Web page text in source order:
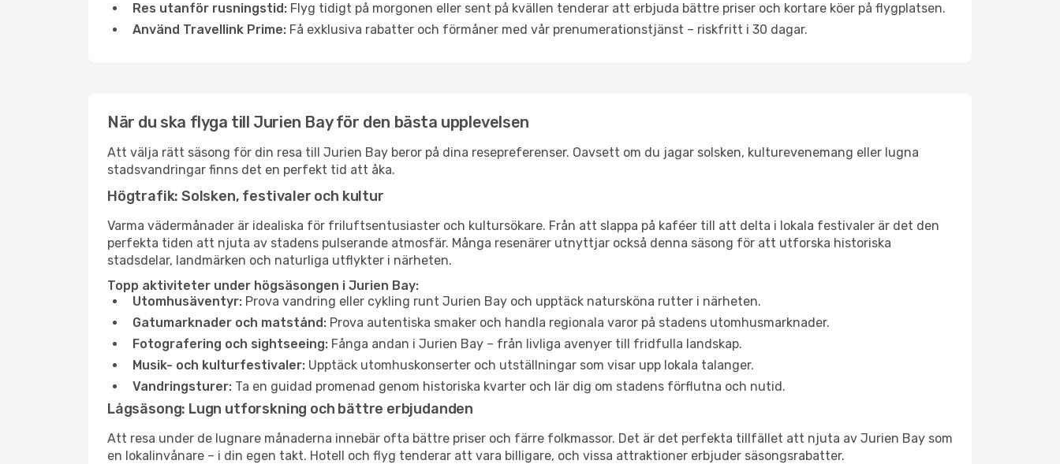
Res utanför rusningstid: Flyg tidigt på morgonen eller sent på kvällen tenderar att erbjuda bättre priser och kortare köer på flygplatsen.
Använd Travellink Prime: Få exklusiva rabatter och förmåner med vår prenumerationstjänst – riskfritt i 30 dagar.
När du ska flyga till Jurien Bay för den bästa upplevelsen
Att välja rätt säsong för din resa till Jurien Bay beror på dina resepreferenser. Oavsett om du jagar solsken, kulturevenemang eller lugna
stadsvandringar finns det en perfekt tid att åka.
Högtrafik: Solsken, festivaler och kultur
Varma vädermånader är idealiska för friluftsentusiaster och kultursökare. Från att slappa på kaféer till att delta i lokala festivaler är det den
perfekta tiden att njuta av stadens pulserande atmosfär. Många resenärer utnyttjar också denna säsong för att utforska historiska
stadsdelar, landmärken och naturliga utflykter i närheten.
Topp aktiviteter under högsäsongen i Jurien Bay:
Utomhusäventyr: Prova vandring eller cykling runt Jurien Bay och upptäck natursköna rutter i närheten.
Gatumarknader och matstånd: Prova autentiska smaker och handla regionala varor på stadens utomhusmarknader.
Fotografering och sightseeing: Fånga andan i Jurien Bay – från livliga avenyer till fridfulla landskap.
Musik- och kulturfestivaler: Upptäck utomhuskonserter och utställningar som visar upp lokala talanger.
Vandringsturer: Ta en guidad promenad genom historiska kvarter och lär dig om stadens förflutna och nutid.
Lågsäsong: Lugn utforskning och bättre erbjudanden
Att resa under de lugnare månaderna innebär ofta bättre priser och färre folkmassor. Det är det perfekta tillfället att njuta av Jurien Bay som
en lokalinvånare – i din egen takt. Hotell och flyg tenderar att vara billigare, och vissa attraktioner erbjuder säsongsrabatter.